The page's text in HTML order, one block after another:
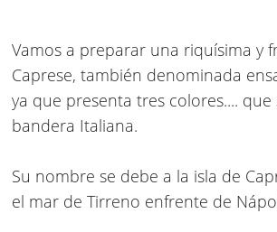
Vamos a preparar una riquísima y
Caprese, también denominada
ya que presenta tres colores.... que
bandera Italiana.
Su nombre se debe a la isla de
el mar de Tirreno enfrente de